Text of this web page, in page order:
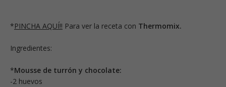
*PINCHA AQUÍ!! Para ver la receta con Thermomix.
Ingredientes:
*Mousse de turrón y chocolate:
-2 huevos